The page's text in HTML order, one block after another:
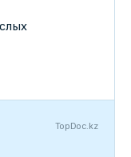
TopDoc.kz